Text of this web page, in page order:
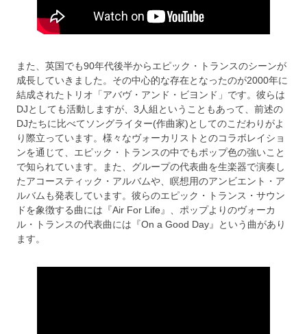
また、英国でも90年代後半からエピック・トランスのシーンが
成長していきました。その中心的な存在となったのが2000年に
結成されたトリオ「アバヴ・アンド・ビヨンド」です。彼らは
DJとしても活動しますが、3人組ということもあって、前述の
DJたちに比べてソングライター(作曲家)としてのこだわりがよ
り際立っています。様々なヴォーカリストとのコラボレイショ
ンを通じて、エピック・トランスの中でもポップ色の強いこと
で知られています。また、グループの代表曲を生楽器で演奏し
たアコースティック・アルバムや、瞑想用のアンビエント・ア
ルバムも発表しています。彼らのエピック・トランス・サウン
ドを象徴する曲には『Air For Life』、ポップよりのヴォーカ
ル・トランスの代表曲には『On a Good Day』という曲があり
ます。